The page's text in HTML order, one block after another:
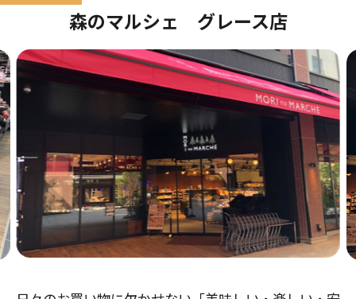
森のマルシェ グレース店